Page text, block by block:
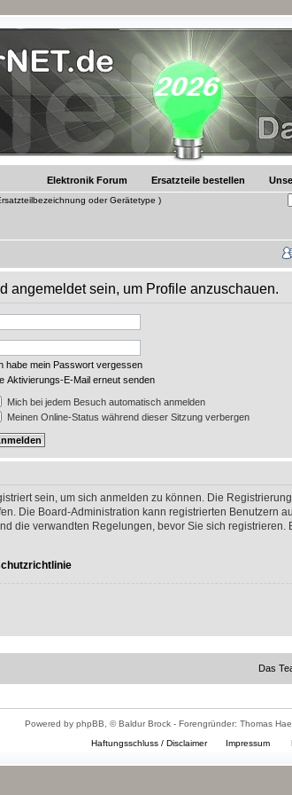
Elektronik Forum Ersatzteile bestellen
oder Gerätetype )
angemeldet sein, um Profile anzuschauen.
habe mein Passwort vergessen
Aktivierungs-E-Mail erneut senden
Mich bei jedem Besuch automatisch anmelden
Meinen Online-Status während dieser Sitzung verbergen
sein, um sich anmelden zu können. Die
Die Board-Administration kann registrierten Benutzern
die verwandten Regelungen, bevor Sie sich
Das
Powered by phpBB, © Baldur Brock - Forengründer: Thomas
Haftungsschluss / Disclaimer
Impressum